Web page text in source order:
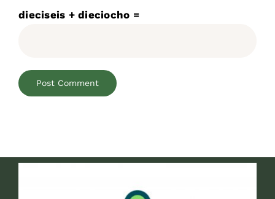
dieciseis + dieciocho =